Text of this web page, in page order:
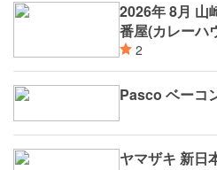
2026年 8月 山崎
番屋(カレーハウ
(広東風かに玉
つらら ㈱矢場
ト (OECM) 認定 萌木の村 ㈱ (ナチュ
ガーデンズMOEGI) 阪神タイガ
2
Pasco ベ
ヤマザキ 新日本プロレスリング ㈱ コラ